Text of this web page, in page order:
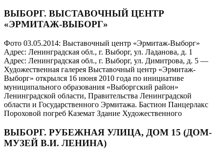
ВЫБОРГ. ВЫСТАВОЧНЫЙ ЦЕНТР
«ЭРМИТАЖ-ВЫБОРГ»
Фото 03.05.2014: Выставочный центр «Эрмитаж-Выборг»
Адрес: Ленинградская обл., г. Выборг, ул. Ладанова, д. 1
Адрес: Ленинградская обл., г. Выборг, ул. Димитрова, д. 5 —
Художественная галерея Выставочный центр «Эрмитаж-
Выборг» открылся 16 июня 2010 года по инициативе
муниципального образования «Выборгский район»
Ленинградской области, Правительства Ленинградской
области и Государственного Эрмитажа. Бастион Панцерлакс
Пороховой погреб Каземат Здание Художественного
ВЫБОРГ. РУБЕЖНАЯ УЛИЦА, ДОМ 15 (ДОМ-
МУЗЕЙ В.И. ЛЕНИНА)